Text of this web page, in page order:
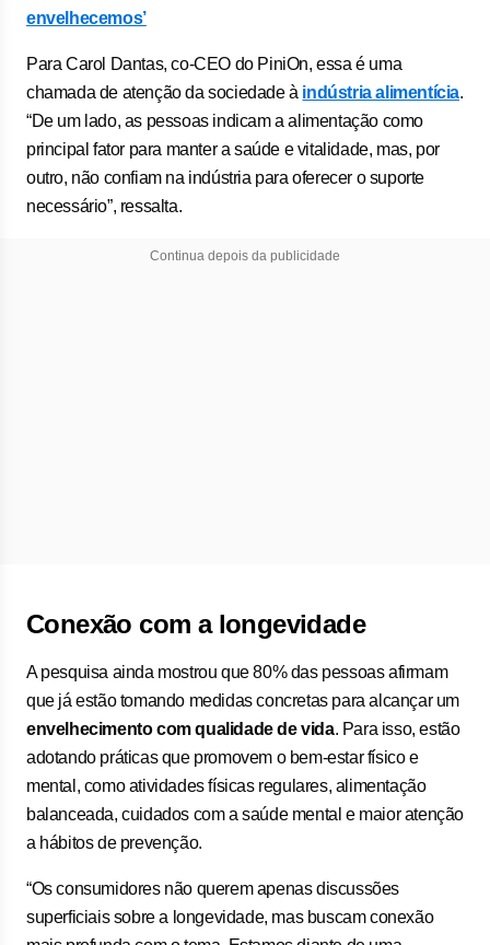
envelhecemos’
Para Carol Dantas, co-CEO do PiniOn, essa é uma
chamada de atenção da sociedade à indústria alimentícia.
“De um lado, as pessoas indicam a alimentação como
principal fator para manter a saúde e vitalidade, mas, por
outro, não confiam na indústria para oferecer o suporte
necessário”, ressalta.
Continua depois da publicidade
Conexão com a longevidade
A pesquisa ainda mostrou que 80% das pessoas afirmam
que já estão tomando medidas concretas para alcançar um
envelhecimento com qualidade de vida. Para isso, estão
adotando práticas que promovem o bem-estar físico e
mental, como atividades físicas regulares, alimentação
balanceada, cuidados com a saúde mental e maior atenção
a hábitos de prevenção.
“Os consumidores não querem apenas discussões
superficiais sobre a longevidade, mas buscam conexão